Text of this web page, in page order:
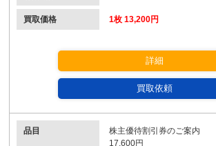
買取価格 1枚 13,200円
詳細
買取依頼
品目
株主優待割引券のご案内
17,600円